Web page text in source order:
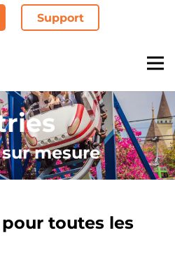
Support
mesure
toutes les